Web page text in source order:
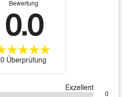
Bewertung
0.0
0 Überprüfung
Exzellent
0